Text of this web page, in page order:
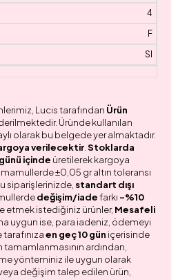
4
F
SI
Lucis tarafından Ürün
Üründe kullanılan
olarak bu belgede yer almaktadır.
verilecektir. Stoklarda
içinde üretilerek kargoya
±0,05 gr altın toleransı
siparişlerinizde, standart dışı
değişim/iadefarkı -%10
etmek istediğiniz ürünler, Mesafeli
uygun ise, para iadeniz, ödemeyi
en geç 10 gün içerisinde
tamamlanmasının ardından,
yönteminiz ile uygun olarak
değişim talep edilen ürün,